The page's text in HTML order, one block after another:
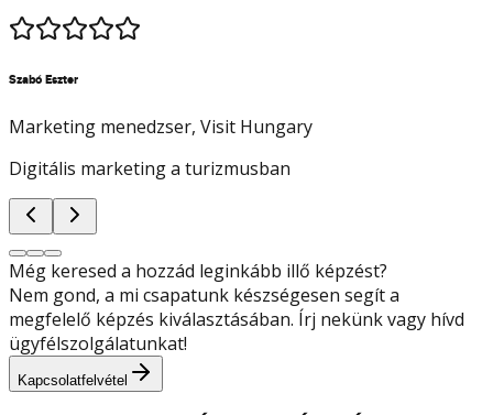
Szabó Eszter
Marketing menedzser, Visit Hungary
Digitális marketing a turizmusban
Még keresed a hozzád leginkább illő képzést?
Nem gond, a mi csapatunk készségesen segít a
megfelelő képzés kiválasztásában. Írj nekünk vagy hívd
ügyfélszolgálatunkat!
Kapcsolatfelvétel